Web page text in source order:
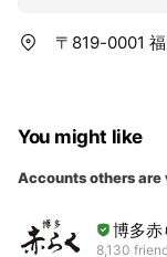
〒819-0001
You might like
Accounts others are
博多赤
8,130